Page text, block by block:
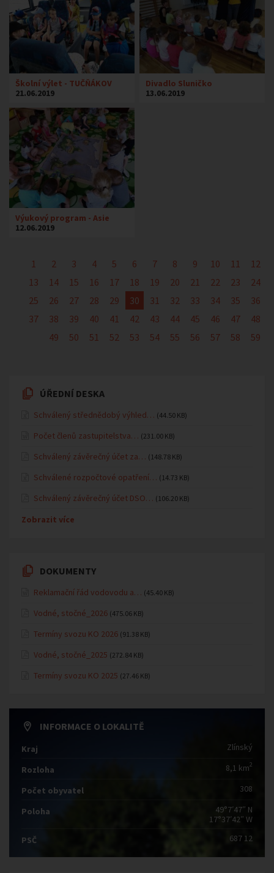
Školní výlet - TUČŇÁKOV
21.06.2019
Divadlo Sluničko
13.06.2019
Výukový program - Asie
12.06.2019
1 2 3 4 5 6 7 8 9 10 11
12
13
14 15 16 17 18 19 20 21 22 23
24
25
26 27 28 29 30 31 32 33 34 35
36
37
38 39 40 41 42 43 44 45 46 47
48
49
50 51 52 53 54 55 56 57 58 59
ÚŘEDNÍ DESKA
Schválený střednědobý výhled… (44.50 KB)
Počet členů zastupitelstva… (231.00 KB)
Schválený závěrečný účet za… (148.78 KB)
Schválené rozpočtové opatření… (14.73 KB)
Schválený závěrečný účet DSO… (106.20 KB)
Zobrazit více
DOKUMENTY
Reklamační řád vodovodu a… (45.40 KB)
Vodné, stočné_2026 (475.06 KB)
Termíny svozu KO 2026 (91.38 KB)
Vodné, stočné_2025 (272.84 KB)
Termíny svozu KO 2025 (27.46 KB)
INFORMACE O LOKALITĚ
Kraj Zlínský
Rozloha 8,1 km2
Počet obyvatel 308
Poloha
49°7′47″ N
17°37′42″ W
PSČ
687 12